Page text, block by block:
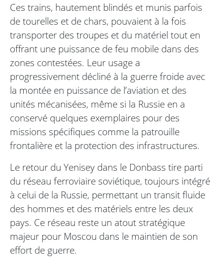
Ces trains, hautement blindés et munis parfois
de tourelles et de chars, pouvaient à la fois
transporter des troupes et du matériel tout en
offrant une puissance de feu mobile dans des
zones contestées. Leur usage a
progressivement décliné à la guerre froide avec
la montée en puissance de l’aviation et des
unités mécanisées, même si la Russie en a
conservé quelques exemplaires pour des
missions spécifiques comme la patrouille
frontalière et la protection des infrastructures.
Le retour du Yenisey dans le Donbass tire parti
du réseau ferroviaire soviétique, toujours intégré
à celui de la Russie, permettant un transit fluide
des hommes et des matériels entre les deux
pays. Ce réseau reste un atout stratégique
majeur pour Moscou dans le maintien de son
effort de guerre.